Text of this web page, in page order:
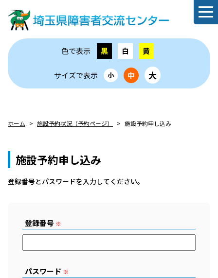
色で表示 黒 白 黄
サイズで表示 小 中 大
ホーム 施設予約状況（予約ページ） 施設予約申し込み
施設予約申し込み
登録番号とパスワードを⼊⼒してください。
登録番号 ※
パスワード ※